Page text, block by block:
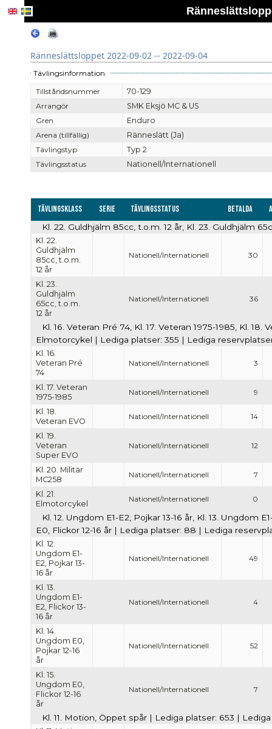
Ränneslättsloppet 2022-09-02 -- 2022-09-04
Tävlingsinformation
Tillståndsnummer
70-129
Arrangör
SMK Eksjö MC & US
Gren
Enduro
Arena (tillfällig)
Ränneslätt (Ja)
Tävlingstyp
Typ 2
Tävlingsstatus
Nationell/Internationell
Tävlingsklass Serie Tävlingsstatus Betalda
Kl. 22. Guldhjälm 85cc, t.o.m. 12 år, Kl. 23. Guldhjälm
Kl. 22.
Guldhjälm
85cc, t.o.m.
12 år
Nationell/Internationell 30
Kl. 23.
Guldhjälm
65cc, t.o.m.
12 år
Nationell/Internationell 36
Kl. 16. Veteran Pré 74, Kl. 17. Veteran 1975-1985, Kl.
Elmotorcykel | Lediga platser: 355 | Lediga
Kl. 16.
Veteran Pré
74
Nationell/Internationell 3
Kl. 17. Veteran
1975-1985
Nationell/Internationell 9
Kl. 18.
Veteran EVO
Nationell/Internationell 14
Kl. 19.
Veteran
Super EVO
Nationell/Internationell 12
Kl. 20. Militär
MC258
Nationell/Internationell 7
Kl. 21.
Elmotorcykel
Nationell/Internationell 0
Kl. 12. Ungdom E1-E2, Pojkar 13-16 år, Kl. 13. Ungdom
E0, Flickor 12-16 år | Lediga platser: 88 | Lediga
Kl. 12.
Ungdom E1-
E2, Pojkar 13-
16 år
Nationell/Internationell 49
Kl. 13.
Ungdom E1-
E2, Flickor 13-
16 år
Nationell/Internationell 4
Kl. 14.
Ungdom E0,
Pojkar 12-16
år
Nationell/Internationell 52
Kl. 15.
Ungdom E0,
Flickor 12-16
år
Nationell/Internationell 7
Kl. 11. Motion, Öppet spår | Lediga platser: 653 |